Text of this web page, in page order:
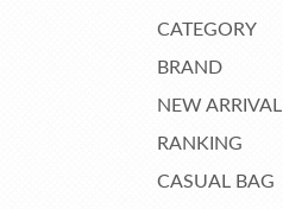
CATEGORY
BRAND
NEW ARRIVAL
RANKING
CASUAL BAG